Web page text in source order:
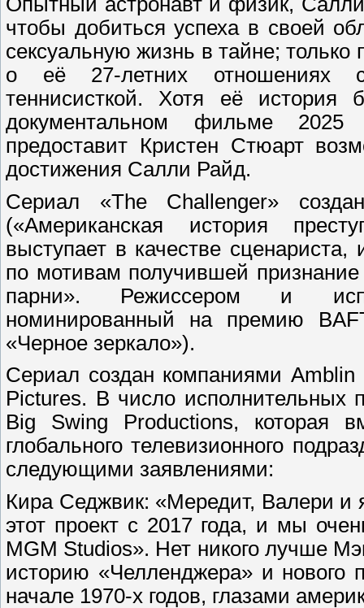
чтобы добиться успеха в своей
сексуальную жизнь в тайне; только
о её 27-летних отношениях
теннисисткой. Хотя её история
документальном фильме
предоставит Кристен Стюарт
достижения Салли Райд.
Сериал «The Challenger»
(«Американская история
выступает в качестве
по мотивам получившей
парни». Режиссером и
номинированный на премию
«Черное зеркало»).
Сериал создан компаниями
Pictures. В число исполнительных
Big Swing Productions, которая
глобального телевизионного
следующими заявлениями:
Кира Седжвик: «Мередит, Валери и
этот проект с 2017 года, и мы
MGM Studios». Нет никого лучше
историю «Челленджера» и нового
начале 1970-х годов, глазами